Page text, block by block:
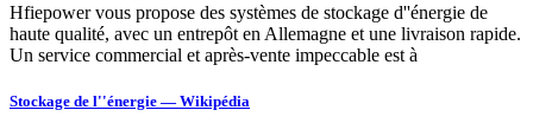
Hfiepower vous propose des systèmes de stockage d''énergie de
haute qualité, avec un entrepôt en Allemagne et une livraison rapide.
Un service commercial et après-vente impeccable est à
Stockage de l''énergie — Wikipédia